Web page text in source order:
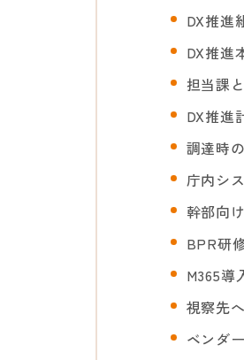
DX推進
DX推進
担当課
DX推進
調達時
庁内シ
幹部向
BPR研
M365導
視察先
ベンダ